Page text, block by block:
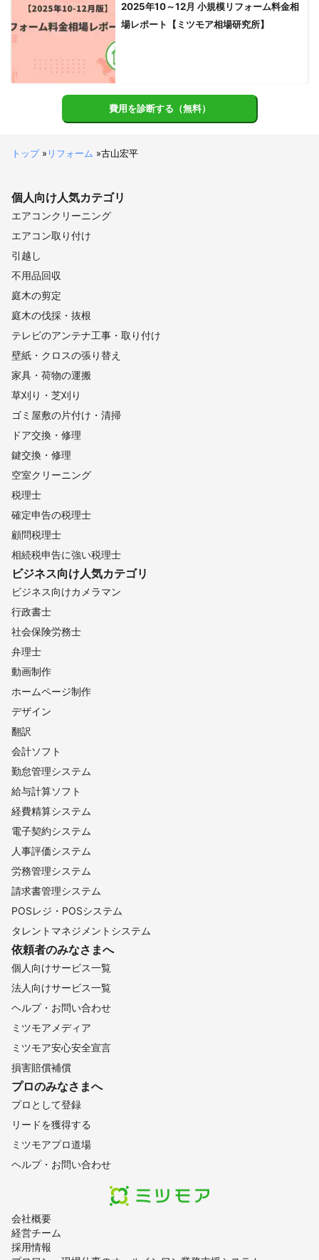
2025年10～12月 小規模リフォーム料金相
場レポート【ミツモア相場研究所】
費用を診断する（無料）
トップ» リフォーム »古山宏平
会社概要
経営チーム
採用情報
個人向け人気カテゴリ
エアコンクリーニング
エアコン取り付け
引越し
不用品回収
庭木の剪定
庭木の伐採・抜根
テレビのアンテナ工事・取り付け
壁紙・クロスの張り替え
家具・荷物の運搬
草刈り・芝刈り
ゴミ屋敷の片付け・清掃
ドア交換・修理
鍵交換・修理
空室クリーニング
税理士
確定申告の税理士
顧問税理士
相続税申告に強い税理士
ビジネス向け人気カテゴリ
ビジネス向けカメラマン
行政書士
社会保険労務士
弁理士
動画制作
ホームページ制作
デザイン
翻訳
会計ソフト
勤怠管理システム
給与計算ソフト
経費精算システム
電子契約システム
人事評価システム
労務管理システム
請求書管理システム
POSレジ・POSシステム
タレントマネジメントシステム
依頼者のみなさまへ
個人向けサービス一覧
法人向けサービス一覧
ヘルプ・お問い合わせ
ミツモアメディア
ミツモア安心安全宣言
損害賠償補償
プロのみなさまへ
プロとして登録
リードを獲得する
ミツモアプロ道場
ヘルプ・お問い合わせ